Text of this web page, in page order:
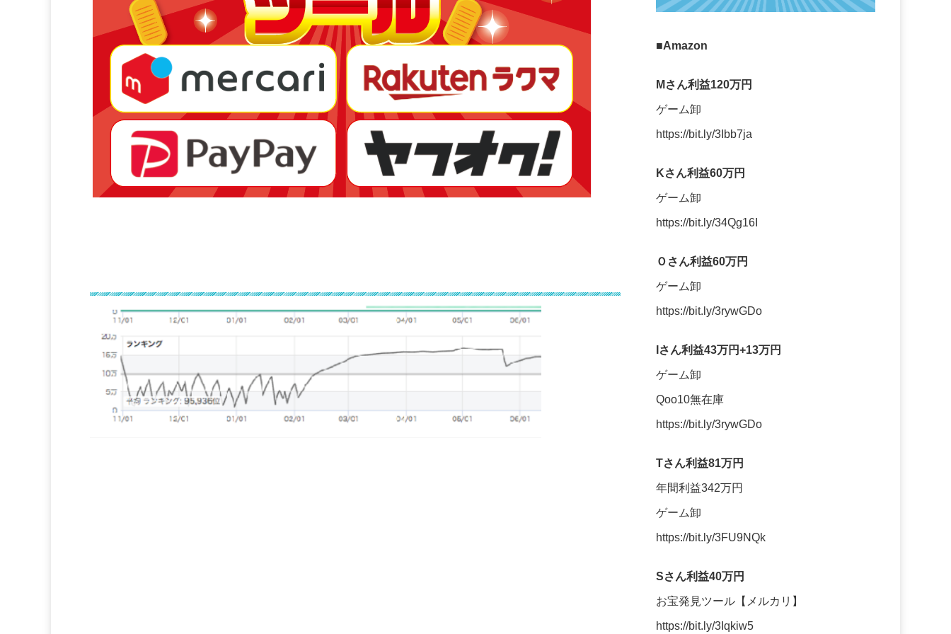
■Amazon
Mさん利益120万円
ゲーム卸
https://bit.ly/3Ibb7ja
Kさん利益60万円
ゲーム卸
https://bit.ly/34Qg16I
Ｏさん利益60万円
ゲーム卸
https://bit.ly/3rywGDo
Iさん利益43万円+13万円
ゲーム卸
Qoo10無在庫
https://bit.ly/3rywGDo
Tさん利益81万円
年間利益342万円
ゲーム卸
https://bit.ly/3FU9NQk
Sさん利益40万円
お宝発見ツール【メルカリ】
https://bit.ly/3Iqkiw5